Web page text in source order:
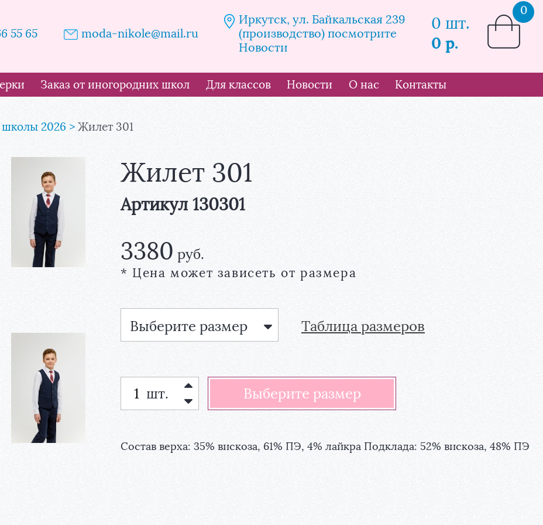
55 65 moda-nikole@mail.ru
Иркутск, ул. Байкальская 239
(производство) посмотрите
Новости
0 шт.
0 р.
0
Заказ от иногородних школ Для классов Новости О нас Контакты
Николь
2026 Жилет 301
Жилет 301
Артикул 130301
3380 руб.
* Цена может зависеть от размера
Выберите размер Таблица размеров
шт.
Состав верха: 35% вискоза, 61% ПЭ, 4% лайкра Подклада: 52% вискоза, 48% ПЭ